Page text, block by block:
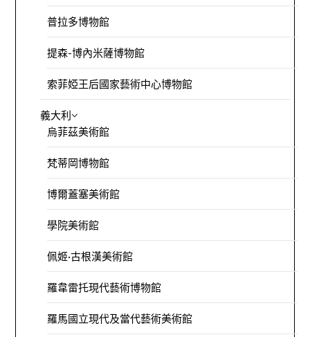
普拉多博物館
提森-博內米薩博物館
索菲婭王后國家藝術中心博物館
義大利
烏菲茲美術館
梵蒂岡博物館
博爾蓋塞美術館
學院美術館
佩姬·古根漢美術館
羅韋雷托現代藝術博物館
羅馬國立現代及當代藝術美術館